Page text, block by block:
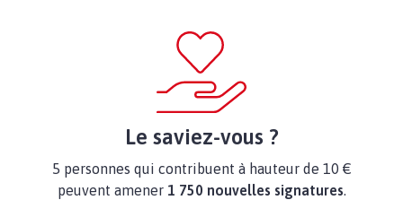
Le saviez-vous ?
5 personnes qui contribuent à hauteur de 10 €
peuvent amener 1 750 nouvelles signatures.